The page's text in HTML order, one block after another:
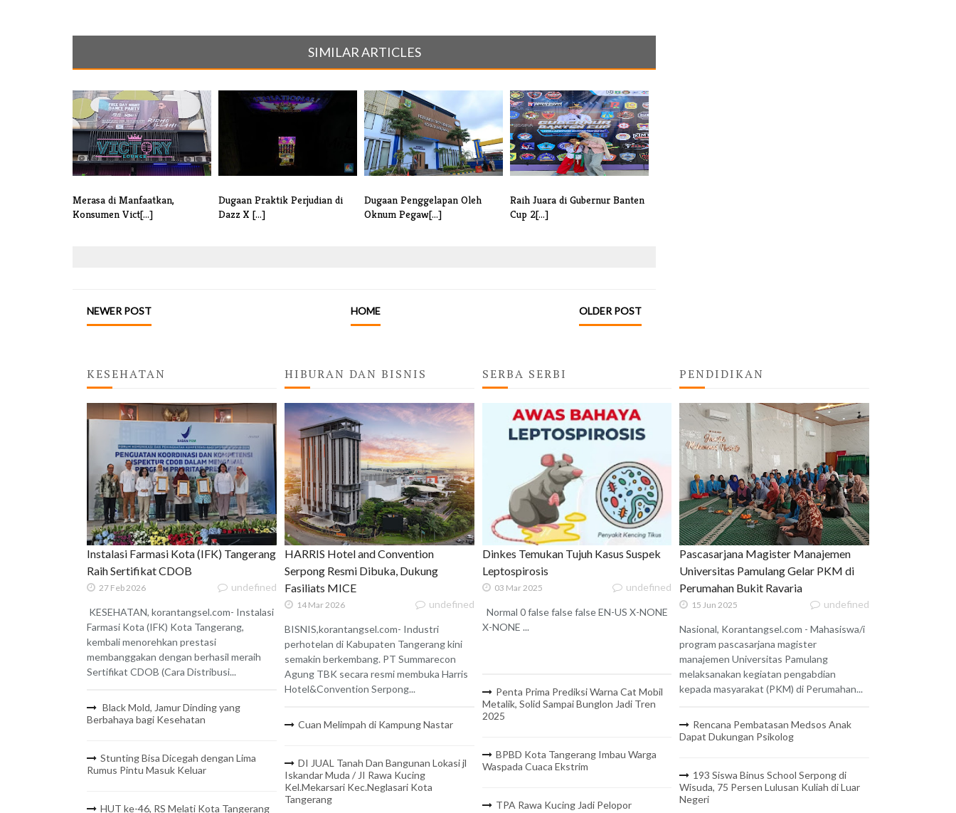
SIMILAR ARTICLES
Merasa di Manfaatkan,
Konsumen Vict[...]
Dugaan Praktik Perjudian di
Dazz X [...]
Dugaan Penggelapan Oleh
Oknum Pegaw[...]
Raih Juara di Gubernur Banten
Cup 2[...]
NEWER POST OLDER POST
HOME
KESEHATAN
Instalasi Farmasi Kota (IFK) Tangerang
Raih Sertifikat CDOB
27 Feb 2026 undefined
KESEHATAN, korantangsel.com- Instalasi
Farmasi Kota (IFK) Kota Tangerang,
kembali menorehkan prestasi
membanggakan dengan berhasil meraih
Sertifikat CDOB (Cara Distribusi...
Black Mold, Jamur Dinding yang
Berbahaya bagi Kesehatan
Stunting Bisa Dicegah dengan Lima
Rumus Pintu Masuk Keluar
HUT ke-46, RS Melati Kota Tangerang
HIBURAN DAN BISNIS
HARRIS Hotel and Convention
Serpong Resmi Dibuka, Dukung
Fasiliats MICE
14 Mar 2026 undefined
BISNIS,korantangsel.com- Industri
perhotelan di Kabupaten Tangerang kini
semakin berkembang. PT Summarecon
Agung TBK secara resmi membuka Harris
Hotel&Convention Serpong...
Cuan Melimpah di Kampung Nastar
DI JUAL Tanah Dan Bangunan Lokasi jl
Iskandar Muda / JI Rawa Kucing
Kel.Mekarsari Kec.Neglasari Kota
Tangerang
SERBA SERBI
Dinkes Temukan Tujuh Kasus Suspek
Leptospirosis
03 Mar 2025 undefined
Normal 0 false false false EN-US X-NONE
X-NONE ...
Penta Prima Prediksi Warna Cat Mobil
Metalik, Solid Sampai Bunglon Jadi Tren
2025
BPBD Kota Tangerang Imbau Warga
Waspada Cuaca Ekstrim
TPA Rawa Kucing Jadi Pelopor
PENDIDIKAN
Pascasarjana Magister Manajemen
Universitas Pamulang Gelar PKM di
Perumahan Bukit Ravaria
15 Jun 2025 undefined
Nasional, Korantangsel.com - Mahasiswa/i
program pascasarjana magister
manajemen Universitas Pamulang
melaksanakan kegiatan pengabdian
kepada masyarakat (PKM) di Perumahan...
Rencana Pembatasan Medsos Anak
Dapat Dukungan Psikolog
193 Siswa Binus School Serpong di
Wisuda, 75 Persen Lulusan Kuliah di Luar
Negeri